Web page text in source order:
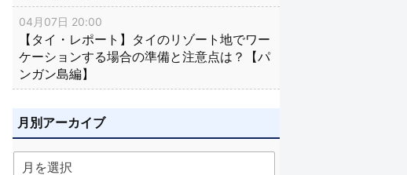
04月07日 20:00
【タイ・レポート】タイのリゾート地でワー
ケーションする場合の準備と注意点は？【パ
ンガン島編】
月別アーカイブ